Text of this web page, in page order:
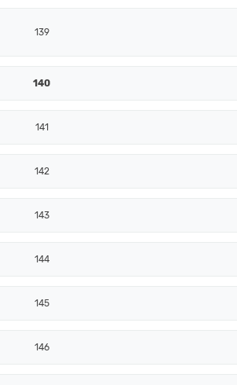
139
140
141
142
143
144
145
146